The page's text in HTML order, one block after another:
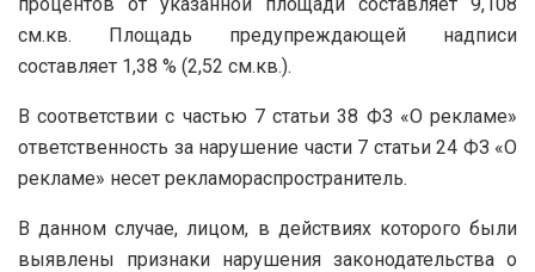
см.кв. Площадь предупреждающей надписи
составляет 1,38 % (2,52 см.кв.).
В соответствии с частью 7 статьи 38 ФЗ «О рекламе»
ответственность за нарушение части 7 статьи 24 ФЗ «О
рекламе» несет рекламораспространитель.
В данном случае, лицом, в действиях которого были
выявлены признаки нарушения законодательства о